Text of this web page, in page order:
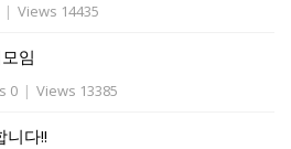
| Views 14435
임
0 | Views 13385
니다!!